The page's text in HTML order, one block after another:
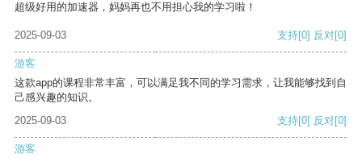
超级好用的加速器，妈妈再也不用担心我的学习啦！
2025-09-03 支持[0] 反对[0]
游客
这款app的课程非常丰富，可以满足我不同的学习需求，让我能够找到自
己感兴趣的知识。
2025-09-03
支持[0] 反对[0]
游客